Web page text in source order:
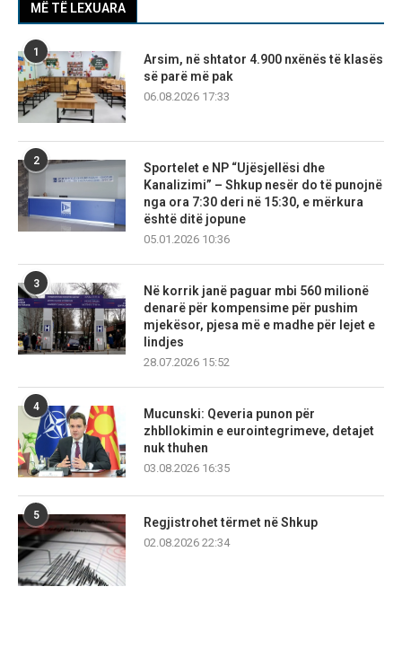
MË TË LEXUARA
1
Arsim, në shtator 4.900 nxënës të klasës
së parë më pak
06.08.2026 17:33
2
Sportelet e NP “Ujësjellësi dhe
Kanalizimi” – Shkup nesër do të punojnë
nga ora 7:30 deri në 15:30, e mërkura
është ditë jopune
05.01.2026 10:36
3
Në korrik janë paguar mbi 560 milionë
denarë për kompensime për pushim
mjekësor, pjesa më e madhe për lejet e
lindjes
28.07.2026 15:52
4
Mucunski: Qeveria punon për
zhbllokimin e eurointegrimeve, detajet
nuk thuhen
03.08.2026 16:35
5
Regjistrohet tërmet në Shkup
02.08.2026 22:34